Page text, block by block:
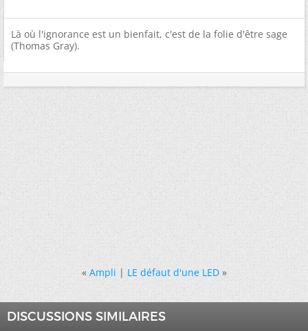
Là où l'ignorance est un bienfait, c'est de la folie d'être sage
(Thomas Gray).
« Ampli|LE défaut d'une LED »
DISCUSSIONS SIMILAIRES